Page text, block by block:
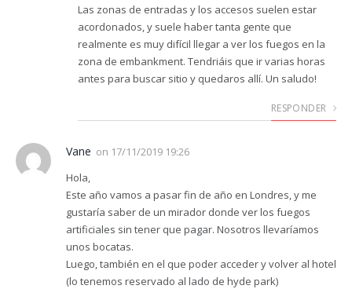
Las zonas de entradas y los accesos suelen estar
acordonados, y suele haber tanta gente que
realmente es muy difícil llegar a ver los fuegos en la
zona de embankment. Tendriáis que ir varias horas
antes para buscar sitio y quedaros allí. Un saludo!
RESPONDER
Vane on 17/11/2019 19:26
Hola,
Este año vamos a pasar fin de año en Londres, y me
gustaría saber de un mirador donde ver los fuegos
artificiales sin tener que pagar. Nosotros llevaríamos
unos bocatas.
Luego, también en el que poder acceder y volver al hotel
(lo tenemos reservado al lado de hyde park)